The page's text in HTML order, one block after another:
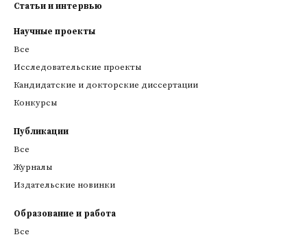
Статьи и интервью
Научные проекты
Все
Исследовательские проекты
Кандидатские и докторские диссертации
Конкурсы
Публикации
Все
Журналы
Издательские новинки
Образование и работа
Все